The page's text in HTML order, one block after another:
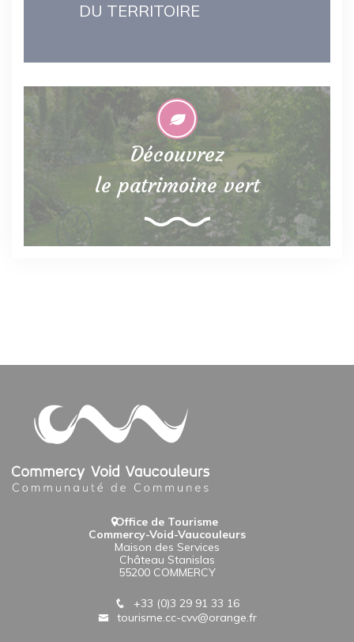
DU TERRITOIRE
Découvrez
le patrimoine vert
Office de Tourisme
Commercy-Void-Vaucouleurs
Maison des Services
Château Stanislas
55200 COMMERCY
+33 (0)3 29 91 33 16
tourisme.cc-cvv@orange.fr